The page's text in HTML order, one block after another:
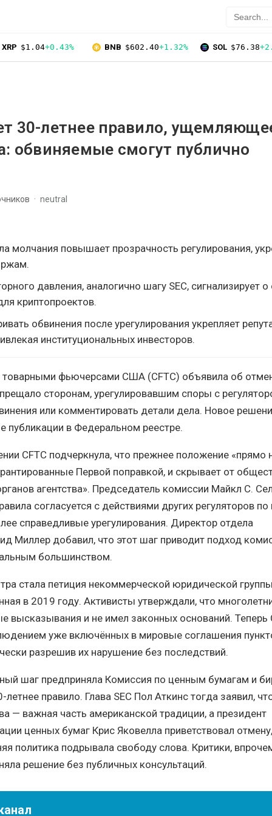
XRP $1.04+0.43% BNB $602.40+1.32% SOL $76.38
30-летнее правило,
обвиняемые смогут публично
neutral
молчания повышает прозрачность регулирования,
давления, аналогично шагу SEC, сигнализирует
криптопроектов.
обвинения после урегулирования укрепляет
институциональных инвесторов.
товарными фьючерсами США (CFTC) объявила об
сторонам, урегулировавшим споры с
или комментировать детали дела. Новое
публикации в Федеральном реестре.
CFTC подчеркнула, что прежнее положение «прямо
Первой поправкой, и скрывает от
агентства». Председатель комиссии Майкл С.
согласуется с действиями других регуляторов по
справедливые урегулирования. Директор отдела
Миллер добавил, что этот шаг приводит подход
большинством.
стала петиция некоммерческой юридической
в 2019 году. Активисты утверждали, что
высказывания и не имел законных оснований. Теперь
уже включённых в мировые соглашения
разрешив их нарушение без последствий.
шаг предприняла Комиссия по ценным бумагам и
правило. Глава SEC Пол Аткинс тогда заявил,
— важная часть американской традиции, а президент
ценных бумаг Крис Яковелла приветствовал отмену,
политика подрывала свободу слова. Критики,
решение без публичных консультаций.